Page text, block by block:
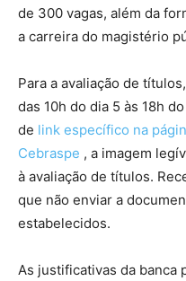
de 300 vagas, além da
a carreira do magistério
Para a avaliação de
das 10h do dia 5 às 18h
de link específico na
Cebraspe , a imagem
à avaliação de títulos.
que não enviar a
estabelecidos.
As justificativas da banca